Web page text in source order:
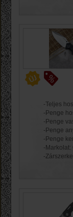
-Teljes
-Penge
-Penge
-Penge
-Penge
-Markolat:
-